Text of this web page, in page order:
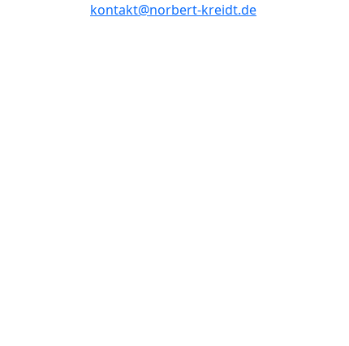
kontakt@norbert-kreidt.de